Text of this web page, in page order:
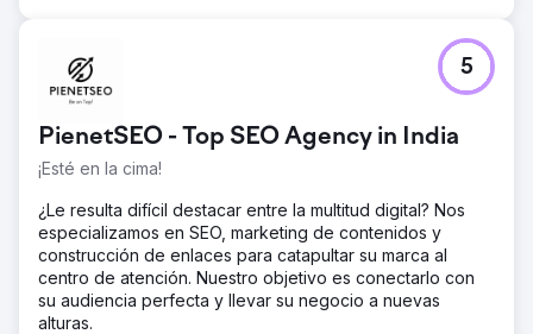
PienetSEO - Top SEO Agency in India
¡Esté en la cima!
5
¿Le resulta difícil destacar entre la multitud digital? Nos
especializamos en SEO, marketing de contenidos y
construcción de enlaces para catapultar su marca al
centro de atención. Nuestro objetivo es conectarlo con
su audiencia perfecta y llevar su negocio a nuevas
alturas.